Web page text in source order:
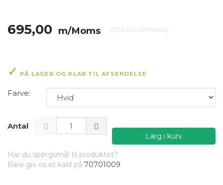
695,00 m/Moms (556,00 u/Moms)
PÅ LAGER OG KLAR TIL AFSENDELSE
Farve:
Antal
Læg i kurv
Har du spørgsmål til produktet?
Bare giv os et kald på 70701009